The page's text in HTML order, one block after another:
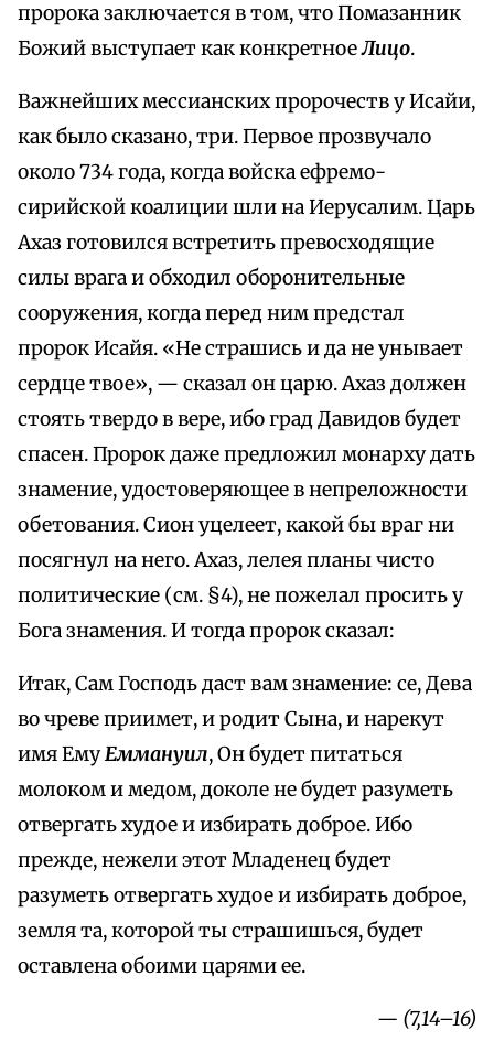
пророка заключается в том, что Помазанник
Божий выступает как конкретноеЛицо.
Важнейших мессианских пророчеств у Исайи,
как было сказано, три. Первое прозвучало
около 734 года, когда войска ефремо-
сирийской коалиции шли на Иерусалим. Царь
Ахаз готовился встретить превосходящие
силы врага и обходил оборонительные
сооружения, когда перед ним предстал
пророк Исайя. «Не страшись и да не унывает
сердце твое», — сказал он царю. Ахаз должен
стоять твердо в вере, ибо град Давидов будет
спасен. Пророк даже предложил монарху дать
знамение, удостоверяющее в непреложности
обетования. Сион уцелеет, какой бы враг ни
посягнул на него. Ахаз, лелея планы чисто
политические (см. §4), не пожелал просить у
Бога знамения. И тогда пророк сказал:
Итак, Сам Господь даст вам знамение: се, Дева
во чреве приимет, и родит Сына, и нарекут
имя ЕмуЕммануил, Он будет питаться
молоком и медом, доколе не будет разуметь
отвергать худое и избирать доброе. Ибо
прежде, нежели этот Младенец будет
разуметь отвергать худое и избирать доброе,
земля та, которой ты страшишься, будет
оставлена обоими царями ее.
— (7,14–16)